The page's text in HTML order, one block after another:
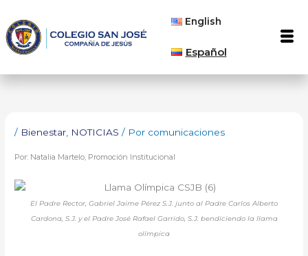
contenido
English
Español
/ Bienestar, NOTICIAS / Por comunicaciones
Por: Natalia Martelo, Promoción Institucional
El Padre Rector, Gabriel Jaime Pérez S.J. junto al Padre Carlos Alberto
Cardona, S.J. y el Padre José Rafael Garrido, S.J. bendiciendo la llama
olímpica